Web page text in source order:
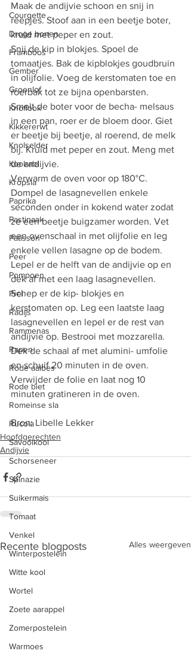
Courgette
Droge bonen
Framboos
Gember
Groenlof
Knoflook
Kikkererwt
Knolselder
Koolrabi
Kropsla
Paprika
Pastinaak
Patisson
Peer
Pompoen
Prei
Radijs
Rammenas
Rapen
Rode aalbes
Rode biet
Romeinse sla
Rucola
Savooikool
Schorseneer
Spinazie
Suikermais
Tomaat
Venkel
Winterpostelein
Witte kool
Wortel
Zoete aarappel
Zomerpostelein
Warmoes
Maak de andijvie schoon en snij in
reepjes. Stoof aan in een beetje boter,
kruid met peper en zout.
Snij de kip in blokjes. Spoel de
tomaatjes. Bak de kipblokjes goudbruin
in olijfolie. Voeg de kerstomaten toe en
roerbak tot ze bijna openbarsten.
Smelt de boter voor de becha- melsaus
in een pan, roer er de bloem door. Giet
er beetje bij beetje, al roerend, de melk
bij. Kruid met peper en zout. Meng met
de andijvie.
Verwarm de oven voor op 180°C.
Dompel de lasagnevellen enkele
seconden onder in kokend water zodat
ze een beetje buigzamer worden. Vet
een ovenschaal in met olijfolie en leg
enkele vellen lasagne op de bodem.
Lepel er de helft van de andijvie op en
dek af met een laag lasagnevellen.
Schep er de kip- blokjes en
kerstomaten op. Leg een laatste laag
lasagnevellen en lepel er de rest van
andijvie op. Bestrooi met mozzarella.
Dek de schaal af met alumini- umfolie
en schuif 20 minuten in de oven.
Verwijder de folie en laat nog 10
minuten gratineren in de oven.
Bron: Libelle Lekker
Hoofdgerechten
Andijvie
Recente blogposts Alles weergeven